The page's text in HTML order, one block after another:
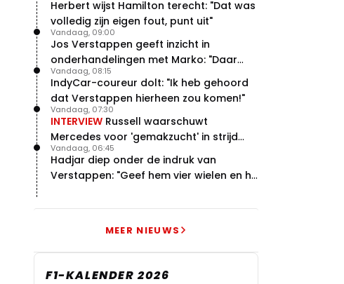
Herbert wijst Hamilton terecht: "Dat was
volledig zijn eigen fout, punt uit"
Jos Verstappen geeft inzicht in
onderhandelingen met Marko: "Daar
was ik erg door verrast"
Vandaag, 09:00
IndyCar-coureur dolt: "Ik heb gehoord
dat Verstappen hierheen zou komen!"
Vandaag, 08:15
INTERVIEW Russell waarschuwt
Mercedes voor 'gemakzucht' in strijd
met concurrentie
Vandaag, 07:30
Hadjar diep onder de indruk van
Verstappen: "Geef hem vier wielen en hij
Vandaag, 06:45
MEER NIEUWS
F1-KALENDER 2026